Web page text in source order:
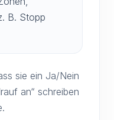
B. Stopp
sie ein Ja/Nein
an“ schreiben